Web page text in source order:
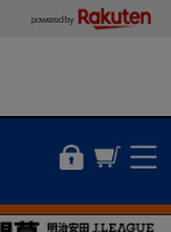
powered by